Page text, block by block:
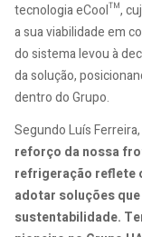
tecnologia eCool™,
a sua viabilidade em
do sistema levou à
da solução,
dentro do Grupo.
Segundo Luís
reforço da nossa
refrigeração reflete
adotar soluções
sustentabilidade.